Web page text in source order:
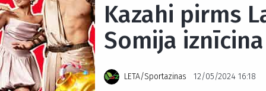
Kazahi pirms
Somija
LETA/Sportazinas 12/05/2024 16:18